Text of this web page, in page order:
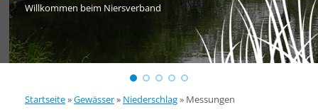
Willkommen beim Niersverband
Startseite»Gewässer» Niederschlag» Messungen